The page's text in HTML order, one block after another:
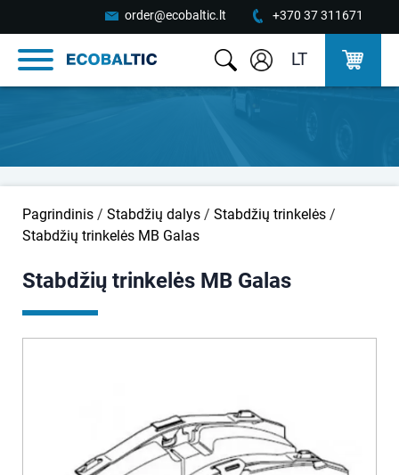
order@ecobaltic.lt +370 37 311671
LT
Pagrindinis / Stabdžių dalys / Stabdžių trinkelės /
Stabdžių trinkelės MB Galas
Stabdžių trinkelės MB Galas